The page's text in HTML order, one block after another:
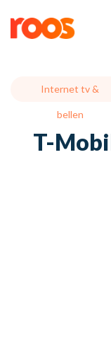
Internet tv &
bellen
T-